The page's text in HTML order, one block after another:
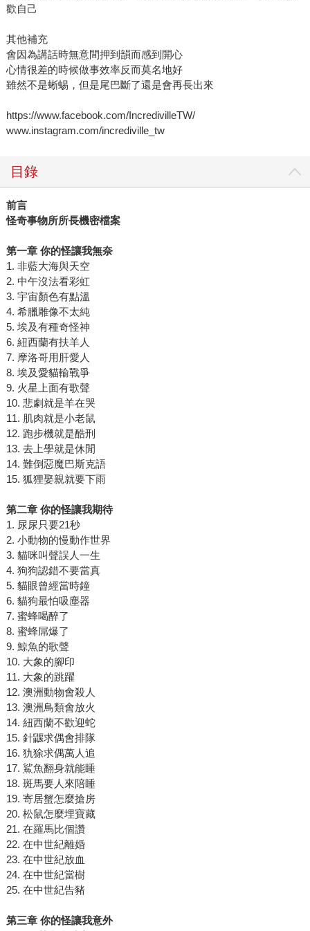
歡自己
其他補充
會因為講話時無意間押到韻而感到開心
心情很差的時候做事效率反而莫名地好
雖然不是蜥蜴，但是尾巴斷了還是會再長出來
https://www.facebook.com/IncredivilleTW/
www.instagram.com/incrediville_tw
目錄
前言
怪奇事物所所長機密檔案
第一章 你的怪讓我無奈
1. 非藍大海與天空
2. 中午沒法看彩虹
3. 宇宙顏色有點溫
4. 希臘雕像不太純
5. 埃及有種奇怪神
6. 紐西蘭有扶羊人
7. 摩洛哥用肝愛人
8. 埃及愛貓輸戰爭
9. 火星上面有歌聲
10. 悲劇就是羊在哭
11. 肌肉就是小老鼠
12. 跑步機就是酷刑
13. 去上學就是休閒
14. 難倒惡魔巴斯克語
15. 狐狸娶親就要下雨
第二章 你的怪讓我期待
1. 尿尿只要21秒
2. 小動物的慢動作世界
3. 貓咪叫聲誤人一生
4. 狗狗認錯不要當真
5. 貓眼曾經當時鐘
6. 貓狗最怕吸塵器
7. 蜜蜂喝醉了
8. 蜜蜂屌爆了
9. 鯨魚的歌聲
10. 大象的腳印
11. 大象的跳躍
12. 澳洲動物會殺人
13. 澳洲鳥類會放火
14. 紐西蘭不歡迎蛇
15. 針鼴求偶會排隊
16. 犰狳求偶萬人追
17. 鯊魚翻身就能睡
18. 斑馬要人來陪睡
19. 寄居蟹怎麼搶房
20. 松鼠怎麼埋寶藏
21. 在羅馬比個讚
22. 在中世紀離婚
23. 在中世紀放血
24. 在中世紀當樹
25. 在中世紀告豬
第三章 你的怪讓我意外